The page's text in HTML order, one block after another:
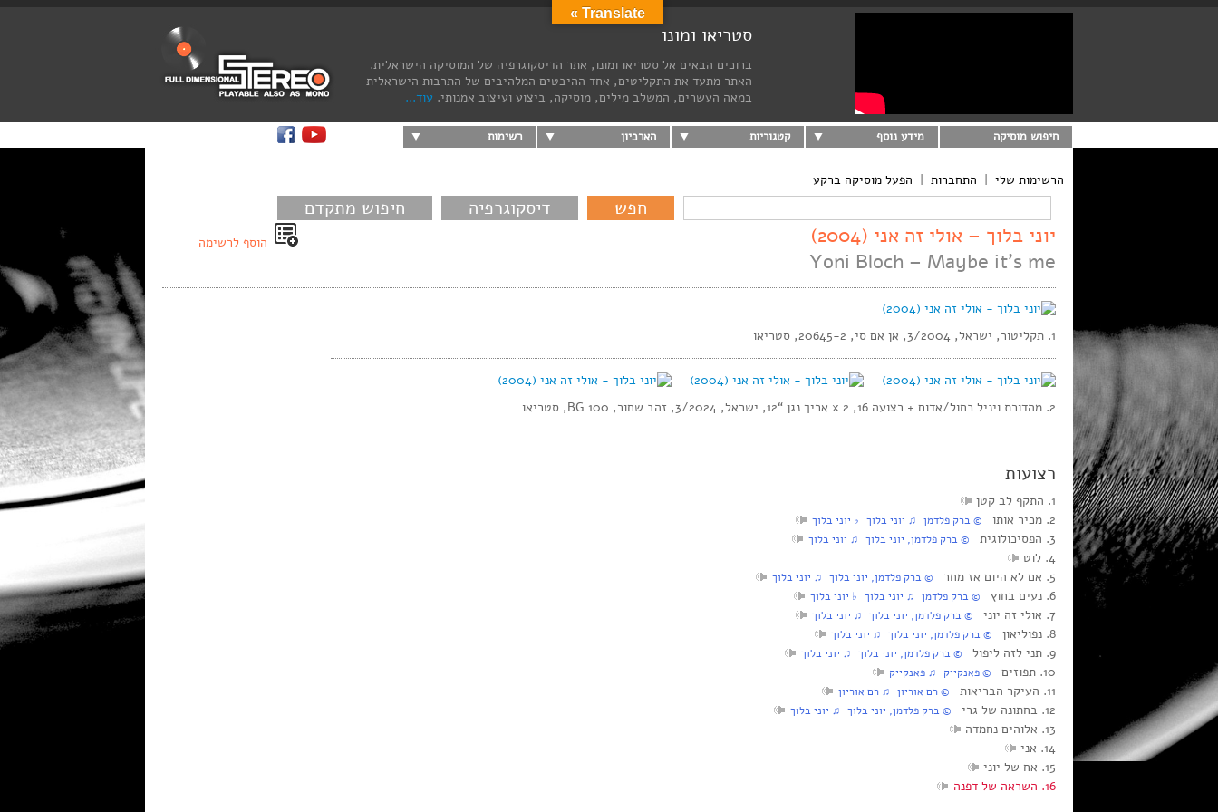
סטריאו ומונו
ברוכים הבאים אל סטריאו ומונו, אתר הדיסקוגרפיה של המוסיקה הישראלית.
האתר מתעד את התקליטים, אחד ההיבטים המלהיבים של התרבות הישראלית
במאה העשרים, המשלב מילים, מוסיקה, ביצוע ועיצוב אמנותי. עוד...
חיפוש מוסיקה מידע נוסף קטגוריות הארכיון רשימות
הרשימות שלי | התחברות | הפעל מוסיקה ברקע
דיסקוגרפיה חיפוש מתקדם
הוסף לרשימה
יוני בלוך – אולי זה אני (2004)
Yoni Bloch – Maybe it’s me
1. תקליטור, ישראל, 3/2004, אן אם סי, 20645-2, סטריאו
2. מהדורת ויניל כחול/אדום + רצועה 16, 2 x אריך נגן “12, ישראל, 3/2024, זהב שחור, BG 100, סטריאו
רצועות
1. התקף לב קטן
2. מכיר אותו
‏ © ברק פלדמן‏ ♫ יוני בלוך‏ ♭ יוני בלוך
3. הפסיכולוגית ‏ © ברק פלדמן, יוני בלוך‏ ♫ יוני בלוך
4. לוט
5. אם לא היום אז מחר
‏ © ברק פלדמן, יוני בלוך‏ ♫ יוני בלוך
6. נעים בחוץ ‏ © ברק פלדמן‏ ♫ יוני בלוך‏ ♭ יוני בלוך
7. אולי זה יוני ‏ © ברק פלדמן, יוני בלוך‏ ♫ יוני בלוך
8. נפוליאון ‏ © ברק פלדמן, יוני בלוך‏ ♫ יוני בלוך
9. תני לזה ליפול ‏ © ברק פלדמן, יוני בלוך‏ ♫ יוני בלוך
10. תפוזים ‏ © פאנקייק‏ ♫ פאנקייק
11. העיקר הבריאות ‏ © רם אוריון‏ ♫ רם אוריון
12. בחתונה של גרי ‏ © ברק פלדמן, יוני בלוך‏ ♫ יוני בלוך
13. אלוהים נחמדה
14. אני
15. אח של יוני
16. השראה של דפנה
Translate »